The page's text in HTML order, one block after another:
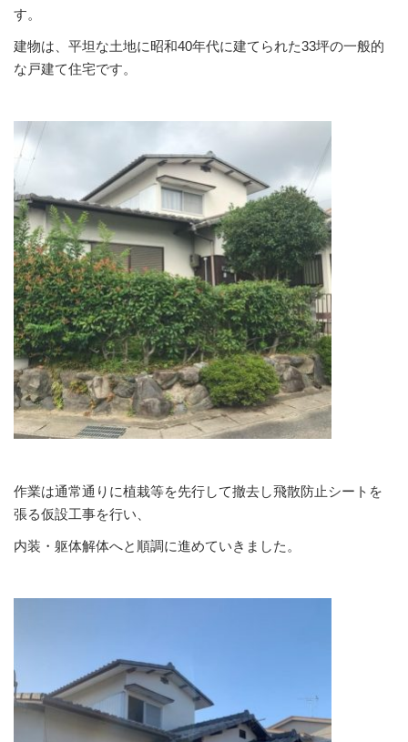
す。
建物は、平坦な土地に昭和40年代に建てられた33坪の一般的
な戸建て住宅です。
作業は通常通りに植栽等を先行して撤去し飛散防止シートを
張る仮設工事を行い、
内装・躯体解体へと順調に進めていきました。